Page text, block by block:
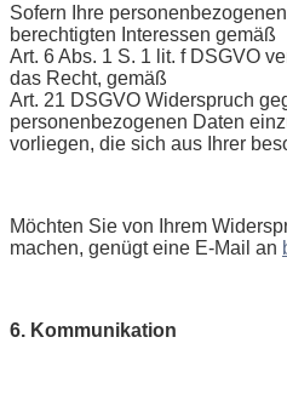
Sofern Ihre
berechtigten Interessen gemäß
Art. 6 Abs. 1 S. 1 lit. f DSGVO
das Recht, gemäß
Art. 21 DSGVO Widerspruch
personenbezogenen Daten
vorliegen, die sich aus Ihrer
Möchten Sie von Ihrem
machen, genügt eine E-Mail an
6. Kommunikation